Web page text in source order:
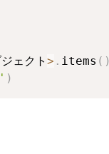
ェクト > . items ( )
' )